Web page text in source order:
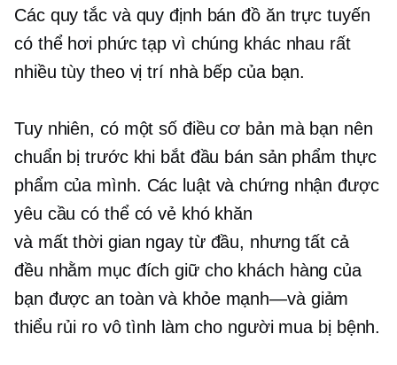
Các quy tắc và quy định bán đồ ăn trực tuyến
có thể hơi phức tạp vì chúng khác nhau rất
nhiều tùy theo vị trí nhà bếp của bạn.
Tuy nhiên, có một số điều cơ bản mà bạn nên
chuẩn bị trước khi bắt đầu bán sản phẩm thực
phẩm của mình. Các luật và chứng nhận được
yêu cầu có thể có vẻ khó khăn
và mất thời gian ngay từ đầu, nhưng tất cả
đều nhằm mục đích giữ cho khách hàng của
bạn được an toàn và khỏe mạnh—vàgiảm
thiểu rủi ro vô tình làm cho người mua bị bệnh.